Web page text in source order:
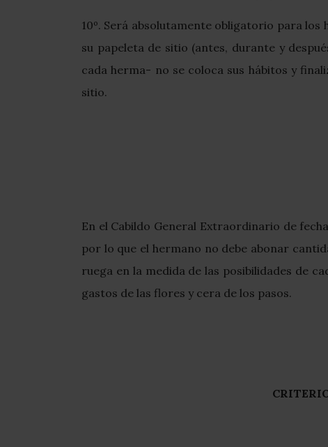
10º. Será absolutamente obligatorio para
su papeleta de sitio (antes, durante y
cada herma- no se coloca sus hábitos y
sitio.
En el Cabildo General Extraordinario de
por lo que el hermano no debe abonar
ruega en la medida de las posibilidades de
gastos de las flores y cera de los pasos.